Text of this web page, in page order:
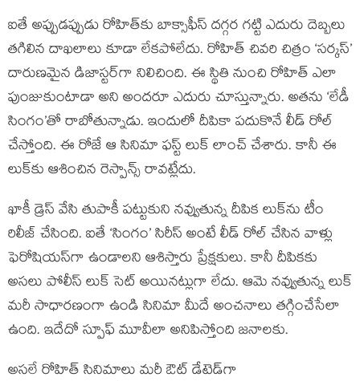
ఐతే అప్పుడప్పుడు రోహిత్‌కు బాక్సాఫీస్ దగ్గర గట్టి ఎదురు దెబ్బలు
తగిలిన దాఖలాలు కూడా లేకపోలేదు. రోహిత్ చివరి చిత్రం ‘సర్కస్’
దారుణమైన డిజాస్టర్‌గా నిలిచింది. ఈ స్థితి నుంచి రోహిత్ ఎలా
పుంజుకుంటాడా అని అందరూ ఎదురు చూస్తున్నారు. అతను ‘లేడీ
సింగం’తో రాబోతున్నాడు. ఇందులో దీపికా పదుకొనే లీడ్ రోల్
చేస్తోంది. ఈ రోజే ఆ సినిమా ఫస్ట్ లుక్ లాంచ్ చేశారు. కానీ ఈ
లుక్‌కు ఆశించిన రెస్పాన్స్ రావట్లేదు.
ఖాకీ డ్రెస్ వేసి తుపాకీ పట్టుకుని నవ్వుతున్న దీపిక లుక్‌ను టీం
రిలీజ్ చేసింది. ఐతే ‘సింగం’ సిరీస్ అంటే లీడ్ రోల్ చేసిన వాళ్లు
ఫెరోషియస్‌గా ఉండాలని ఆశిస్తారు ప్రేక్షకులు. కానీ దీపికకు
అసలు పోలీస్ లుక్ సెట్ అయినట్లుగా లేదు. ఆమె నవ్వుతున్న లుక్
మరీ సాధారణంగా ఉండి సినిమా మీదే అంచనాలు తగ్గించేసేలా
ఉంది. ఇదేదో స్పూఫ్ మూవీలా అనిపిస్తోంది జనాలకు.
అసలే రోహిత్ సినిమాలు మరీ ఔట్ డేటెడ్‌గా